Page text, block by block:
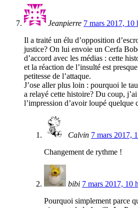
Jeanpierre 7 mars 2017, 10
Il a traité un élu d’opposition
justice? On lui envoie un Cerfa
d’accord avec les médias : cette
et la réaction de l’insulté est
petitesse de l’attaque.
J’ose aller plus loin : pourquoi le
a relayé cette histoire? Du coup,
l’impression d’avoir loupé quelque
Calvin 7 mars 2017,
Changement de rythme !
bibi 7 mars 2017, 10
Pourquoi simplement parce